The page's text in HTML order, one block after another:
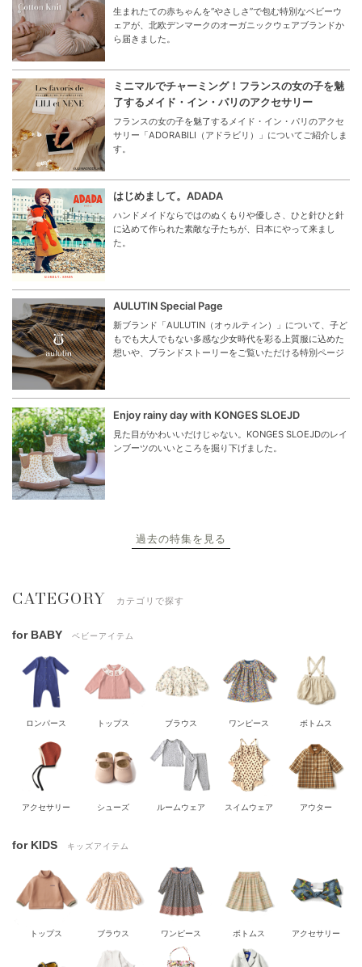
生まれたての赤ちゃんを“やさしさ”で包む特別なベビーウ
ェアが、北欧デンマークのオーガニックウェアブランドか
ら届きました。
ミニマルでチャーミング！フランスの女の子を魅
了するメイド・イン・パリのアクセサリー
フランスの女の子を魅了するメイド・イン・パリのアクセ
サリー「ADORABILI（アドラビリ）」についてご紹介しま
す。
はじめまして。ADADA
ハンドメイドならではのぬくもりや優しさ、ひと針ひと針
に込めて作られた素敵な子たちが、日本にやって来まし
た。
AULUTIN Special Page
新ブランド「AULUTIN（オゥルティン）」について、子ど
もでも大人でもない多感な少女時代を彩る上質服に込めた
想いや、ブランドストーリーをご覧いただける特別ページ
Enjoy rainy day with KONGES SLOEJD
見た目がかわいいだけじゃない。KONGES SLOEJDのレイ
ンブーツのいいところを掘り下げました。
過去の特集を見る
CATEGORY カテゴリで探す
for BABY ベビーアイテム
ロンパース トップス ブラウス ワンピース ボトムス
アクセサリー シューズ ルームウェア スイムウェア アウター
for KIDS キッズアイテム
トップス ブラウス ワンピース ボトムス アクセサリー